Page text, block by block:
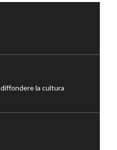
la cultura